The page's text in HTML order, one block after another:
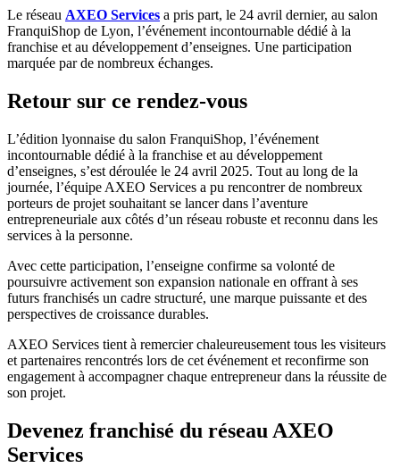
Le réseau AXEO Services a pris part, le 24 avril dernier, au salon
FranquiShop de Lyon, l’événement incontournable dédié à la
franchise et au développement d’enseignes. Une participation
marquée par de nombreux échanges.
Retour sur ce rendez-vous
L’édition lyonnaise du salon FranquiShop, l’événement
incontournable dédié à la franchise et au développement
d’enseignes, s’est déroulée le 24 avril 2025. Tout au long de la
journée, l’équipe AXEO Services a pu rencontrer de nombreux
porteurs de projet souhaitant se lancer dans l’aventure
entrepreneuriale aux côtés d’un réseau robuste et reconnu dans les
services à la personne.
Avec cette participation, l’enseigne confirme sa volonté de
poursuivre activement son expansion nationale en offrant à ses
futurs franchisés un cadre structuré, une marque puissante et des
perspectives de croissance durables.
AXEO Services tient à remercier chaleureusement tous les visiteurs
et partenaires rencontrés lors de cet événement et reconfirme son
engagement à accompagner chaque entrepreneur dans la réussite de
son projet.
Devenez franchisé du réseau AXEO
Services